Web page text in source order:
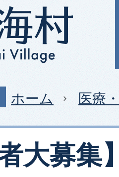
ホーム 医療
者大募集